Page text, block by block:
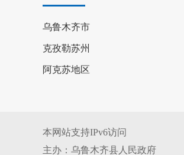
乌鲁木齐市
克孜勒苏州
阿克苏地区
本网站支持IPv6访问
主办：乌鲁木齐县人民政府